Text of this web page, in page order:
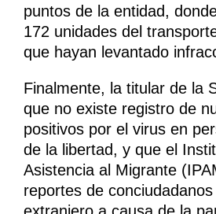
puntos de la entidad,
172 unidades del
que hayan levantado
Finalmente, la titular de la
que no existe registro de
positivos por el virus en
de la libertad, y que el
Asistencia al Migrante
reportes de